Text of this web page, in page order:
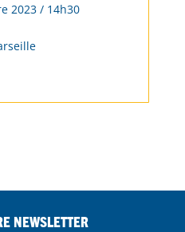
2023 / 14h30
Newsletter